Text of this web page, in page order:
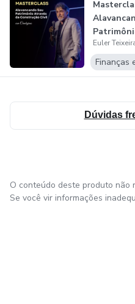
da
Euler
Dúvidas
O conteúdo deste produto não
Se você vir informações